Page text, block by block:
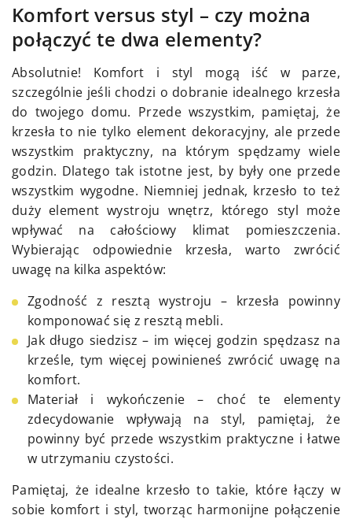
Komfort versus styl – czy można
połączyć te dwa elementy?
Absolutnie! Komfort i styl mogą iść w parze,
szczególnie jeśli chodzi o dobranie idealnego krzesła
do twojego domu. Przede wszystkim, pamiętaj, że
krzesła to nie tylko element dekoracyjny, ale przede
wszystkim praktyczny, na którym spędzamy wiele
godzin. Dlatego tak istotne jest, by były one przede
wszystkim wygodne. Niemniej jednak, krzesło to też
duży element wystroju wnętrz, którego styl może
wpływać na całościowy klimat pomieszczenia.
Wybierając odpowiednie krzesła, warto zwrócić
uwagę na kilka aspektów:
Zgodność z resztą wystroju – krzesła powinny
komponować się z resztą mebli.
Jak długo siedzisz – im więcej godzin spędzasz na
krześle, tym więcej powinieneś zwrócić uwagę na
komfort.
Materiał i wykończenie – choć te elementy
zdecydowanie wpływają na styl, pamiętaj, że
powinny być przede wszystkim praktyczne i łatwe
w utrzymaniu czystości.
Pamiętaj, że idealne krzesło to takie, które łączy w
sobie komfort i styl, tworząc harmonijne połączenie